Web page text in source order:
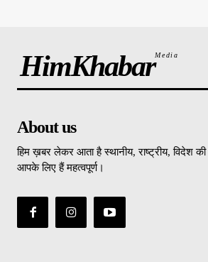
HimKhabarMedia
About us
हिम ख़बर लेकर आता है स्थानीय, राष्ट्रीय, विदेश
आपके लिए हैं महत्वपूर्ण।